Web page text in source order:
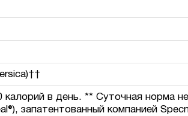
в день. ** Суточная норма
запатентованный компанией